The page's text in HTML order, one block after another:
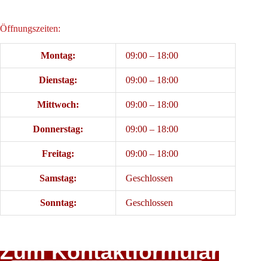
Öffnungszeiten:
Montag: 09:00 – 18:00
Dienstag: 09:00 – 18:00
Mittwoch: 09:00 – 18:00
Donnerstag: 09:00 – 18:00
Freitag: 09:00 – 18:00
Samstag: Geschlossen
Sonntag: Geschlossen
Zum Kontaktformular